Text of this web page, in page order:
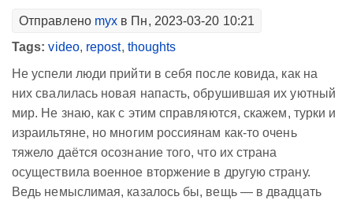
Отправлено myx в Пн, 2023-03-20 10:21
Tags:video, repost, thoughts
Не успели люди прийти в себя после ковида, как на
них свалилась новая напасть, обрушившая их уютный
мир. Не знаю, как с этим справляются, скажем, турки и
израильтяне, но многим россиянам как-то очень
тяжело даётся осознание того, что их страна
осуществила военное вторжение в другую страну.
Ведь немыслимая, казалось бы, вещь — в двадцать